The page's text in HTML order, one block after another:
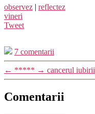
observez | reflectez
vineri
Tweet
7 comentarii
← ***** → cancerul iubirii
Comentarii